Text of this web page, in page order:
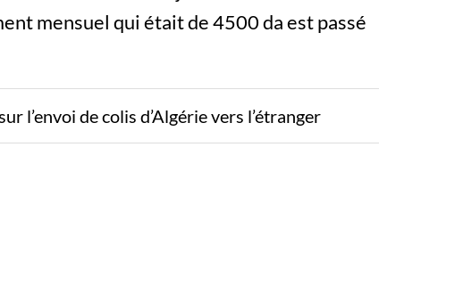
mensuel qui était de 4500 da est passé
l’envoi de colis d’Algérie vers l’étranger